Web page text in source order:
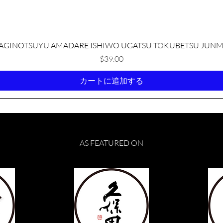
クイックビュー
AMADARE ISHIWO UGATSU TOKUBETSU
価格
$39.00
カートに追加する
AS FEATURED ON